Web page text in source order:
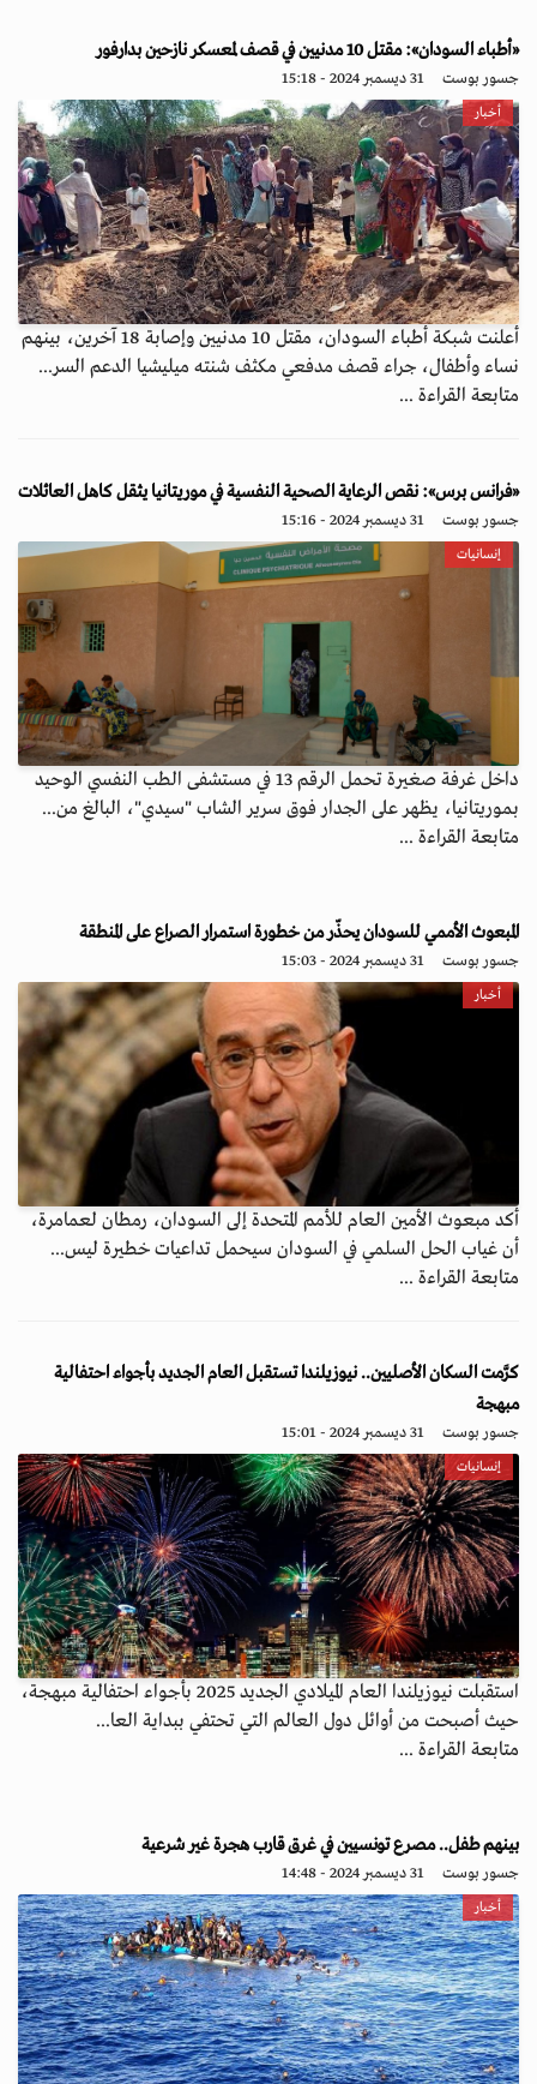
«أطباء السودان»: مقتل 10 مدنيين في قصف لمعسكر نازحين بدارفور
جسور بوست 31 ديسمبر 2024 - 15:18
أخبار
أعلنت شبكة أطباء السودان، مقتل 10 مدنيين وإصابة 18 آخرين، بينهم
نساء وأطفال، جراء قصف مدفعي مكثف شنته ميليشيا الدعم السر...
متابعة القراءة ...
«فرانس برس»: نقص الرعاية الصحية النفسية في موريتانيا يثقل كاهل العائلات
جسور بوست 31 ديسمبر 2024 - 15:16
إنسانيات
داخل غرفة صغيرة تحمل الرقم 13 في مستشفى الطب النفسي الوحيد
بموريتانيا، يظهر على الجدار فوق سرير الشاب "سيدي"، البالغ من...
متابعة القراءة ...
المبعوث الأممي للسودان يحذّر من خطورة استمرار الصراع على المنطقة
جسور بوست 31 ديسمبر 2024 - 15:03
أخبار
أكد مبعوث الأمين العام للأمم المتحدة إلى السودان، رمطان لعمامرة،
أن غياب الحل السلمي في السودان سيحمل تداعيات خطيرة ليس...
متابعة القراءة ...
كرَّمت السكان الأصليين.. نيوزيلندا تستقبل العام الجديد بأجواء احتفالية
مبهجة
جسور بوست 31 ديسمبر 2024 - 15:01
إنسانيات
استقبلت نيوزيلندا العام الميلادي الجديد 2025 بأجواء احتفالية مبهجة،
حيث أصبحت من أوائل دول العالم التي تحتفي ببداية العا...
متابعة القراءة ...
بينهم طفل.. مصرع تونسيين في غرق قارب هجرة غير شرعية
جسور بوست 31 ديسمبر 2024 - 14:48
أخبار